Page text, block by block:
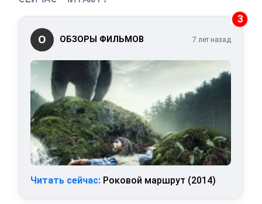
3
О ОБЗОРЫ ФИЛЬМОВ 7 лет назад
Читать сейчас: Роковой маршрут (2014)